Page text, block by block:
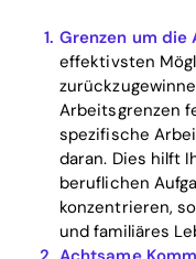
Grenzen um die
effektivsten
Arbeitsgrenzen
spezifische
daran. Dies hilft
beruflichen
konzentrieren,
und familiäres